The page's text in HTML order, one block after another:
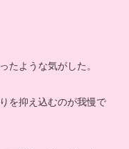
ような気がした。
を抑え込むのが我慢で